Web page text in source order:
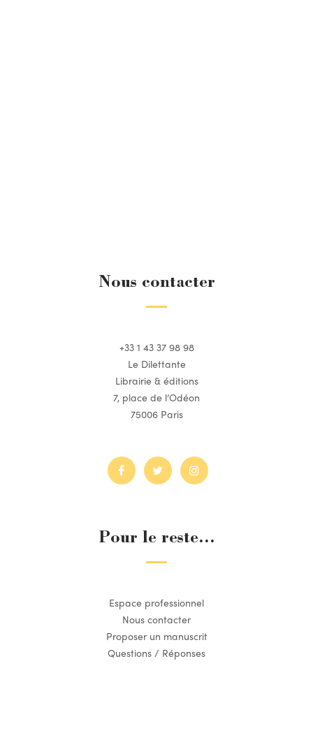
Nous contacter
+33 1 43 37 98 98
Le Dilettante
Librairie & éditions
7, place de l’Odéon
75006 Paris
Pour le reste...
Espace professionnel
Nous contacter
Proposer un manuscrit
Questions / Réponses